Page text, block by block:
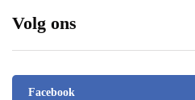
Volg ons
Facebook